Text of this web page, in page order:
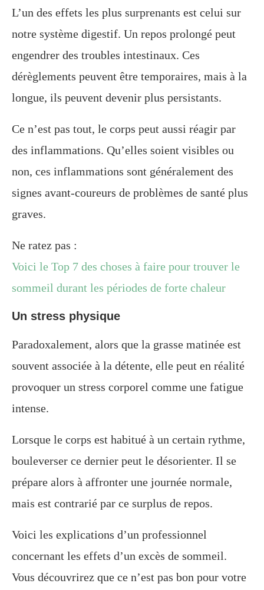
L’un des effets les plus surprenants est celui sur
notre système digestif. Un repos prolongé peut
engendrer des troubles intestinaux. Ces
dérèglements peuvent être temporaires, mais à la
longue, ils peuvent devenir plus persistants.
Ce n’est pas tout, le corps peut aussi réagir par
des inflammations. Qu’elles soient visibles ou
non, ces inflammations sont généralement des
signes avant-coureurs de problèmes de santé plus
graves.
Ne ratez pas :
Voici le Top 7 des choses à faire pour trouver le
sommeil durant les périodes de forte chaleur
Un stress physique
Paradoxalement, alors que la grasse matinée est
souvent associée à la détente, elle peut en réalité
provoquer un stress corporel comme une fatigue
intense.
Lorsque le corps est habitué à un certain rythme,
bouleverser ce dernier peut le désorienter. Il se
prépare alors à affronter une journée normale,
mais est contrarié par ce surplus de repos.
Voici les explications d’un professionnel
concernant les effets d’un excès de sommeil.
Vous découvrirez que ce n’est pas bon pour votre